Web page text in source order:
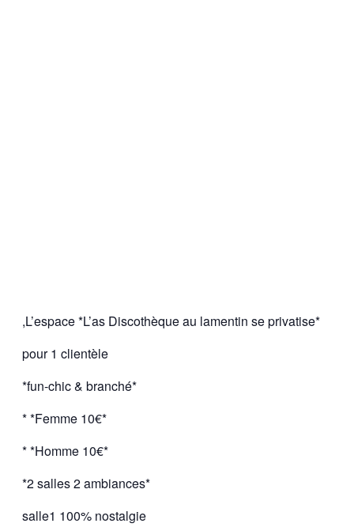
,L’espace *L’as Discothèque au lamentin se privatise*
pour 1 clientèle
*fun-chic & branché*
* *Femme 10€*
* *Homme 10€*
*2 salles 2 ambiances*
salle1 100% nostalgie